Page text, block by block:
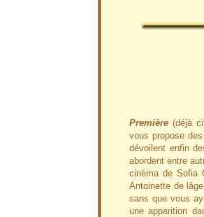
Première (déjà
vous propose
dévoilent enfin
abordent entre
cinéma de Sofia
Antoinette de
sans que vous
une apparition